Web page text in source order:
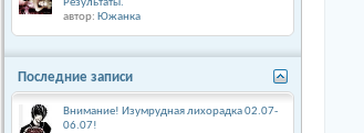
Результаты.
автор: Южанка
Последние записи
Внимание! Изумрудная лихорадка 02.07-
06.07!